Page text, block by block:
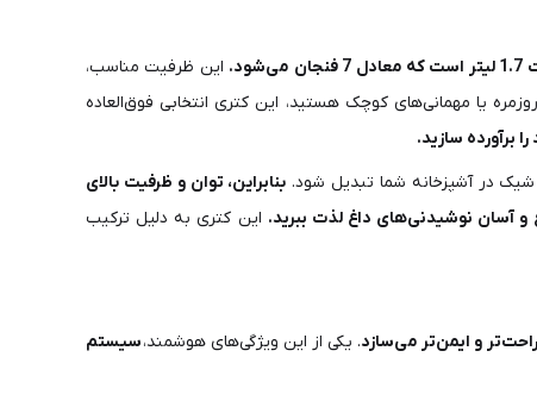
این ظرفیت مناسب،
یا مهمانی‌های کوچک هستید، این کتری انتخابی فوق‌العاده
شیک در آشپزخانه شما تبدیل شود. بنابراین، توان و ظرفیت بالای
و آسان نوشیدنی‌های داغ لذت ببرید. این کتری به دلیل ترکیب
و ایمن‌تر می‌سازد. یکی از این ویژگی‌های هوشمند،سیستم